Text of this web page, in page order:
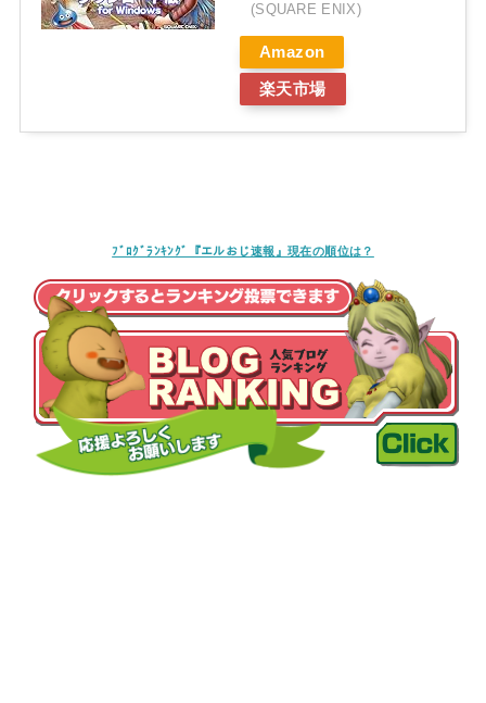
(SQUARE ENIX)
Amazon
楽天市場
ﾌﾞﾛｸﾞﾗﾝｷﾝｸﾞ『エルおじ速報』現在の順位は？